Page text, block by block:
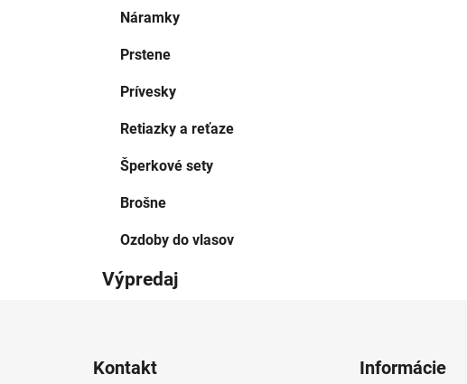
Náramky
Prstene
Prívesky
Retiazky a reťaze
Šperkové sety
Brošne
Ozdoby do vlasov
Výpredaj
Kontakt Informácie